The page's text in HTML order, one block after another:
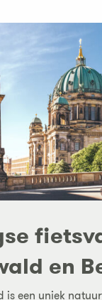
en
is een uniek